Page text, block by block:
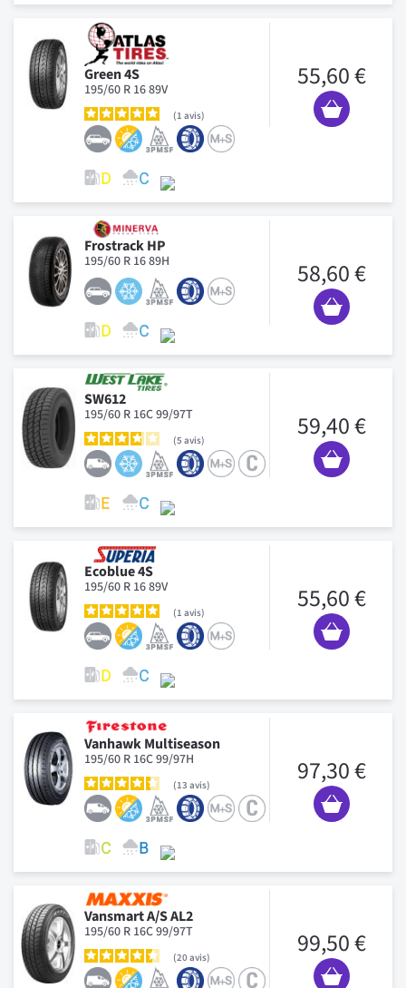
Green 4S
195/60 R 16 89V
1 avis
55,60 €
Frostrack HP
195/60 R 16 89H 58,60 €
SW612
195/60 R 16C 99/97T
5 avis 59,40 €
Ecoblue 4S
195/60 R 16 89V
1 avis 55,60 €
Vanhawk Multiseason
195/60 R 16C 99/97H
13 avis 97,30 €
Vansmart A/S AL2
195/60 R 16C 99/97T
20avis 99,50 €